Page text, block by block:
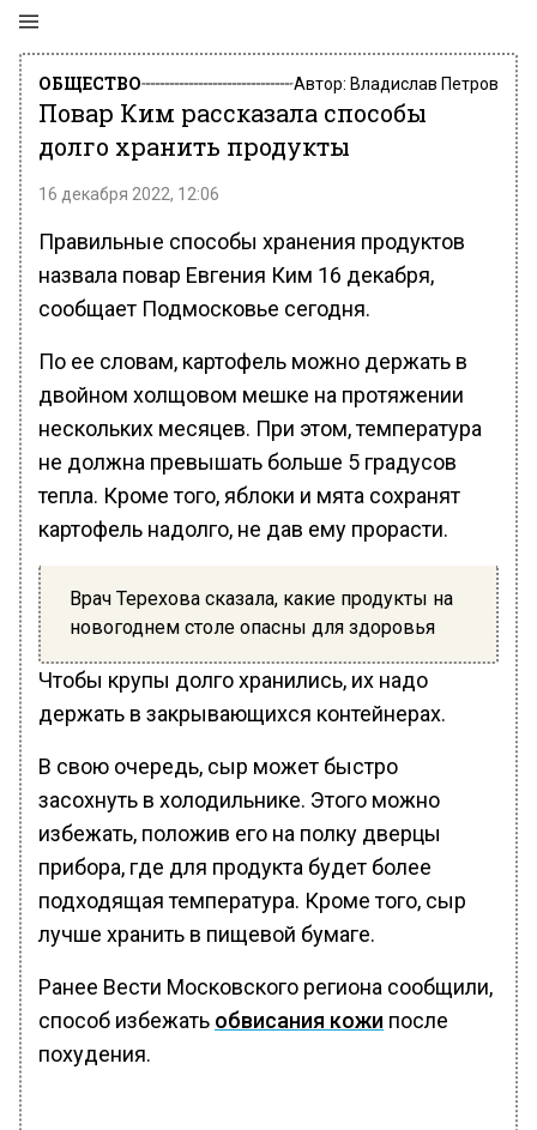
ОБЩЕСТВО Автор: Владислав Петров
Повар Ким рассказала способы
долго хранить продукты
16 декабря 2022, 12:06
Правильные способы хранения продуктов
назвала повар Евгения Ким 16 декабря,
сообщает Подмосковье сегодня.
По ее словам, картофель можно держать в
двойном холщовом мешке на протяжении
нескольких месяцев. При этом, температура
не должна превышать больше 5 градусов
тепла. Кроме того, яблоки и мята сохранят
картофель надолго, не дав ему прорасти.
Врач Терехова сказала, какие продукты на
новогоднем столе опасны для здоровья
Чтобы крупы долго хранились, их надо
держать в закрывающихся контейнерах.
В свою очередь, сыр может быстро
засохнуть в холодильнике. Этого можно
избежать, положив его на полку дверцы
прибора, где для продукта будет более
подходящая температура. Кроме того, сыр
лучше хранить в пищевой бумаге.
Ранее Вести Московского региона сообщили,
способ избежать обвисания кожи после
похудения.